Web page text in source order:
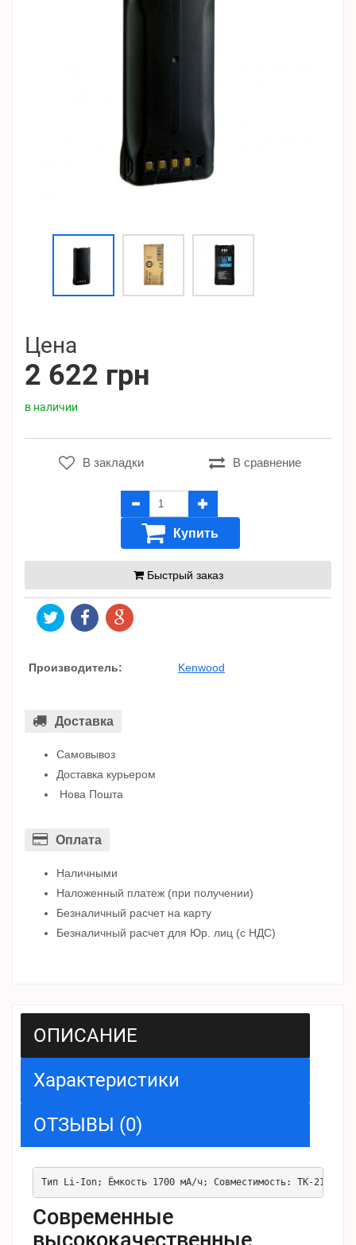
Цена
2 622 грн
в наличии
В закладки В сравнение
Купить
Быстрый заказ
Производитель: Kenwood
Доставка
Самовывоз
Доставка курьером
Нова Пошта
Оплата
Наличными
Наложенный платеж (при получении)
Безналичный расчет на карту
Безналичный расчет для Юр. лиц (с НДС)
ОПИСАНИЕ
Характеристики
ОТЗЫВЫ (0)
Тип Li-Ion; Ёмкость 1700 мА/ч; Совместимость: ТК-2180/
Современные